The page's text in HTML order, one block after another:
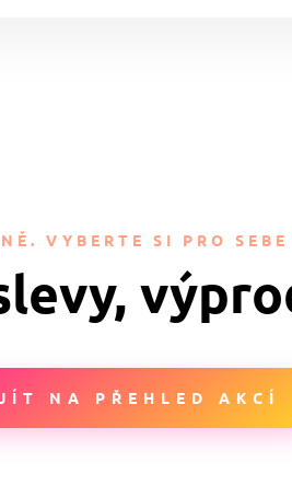
VYBERTE SI PRO
NA PŘEHLED AKCÍ